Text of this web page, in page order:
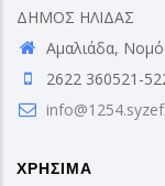
ΔΗΜΟΣ ΗΛΙΔΑΣ
Αμαλιάδα,
2622 360521-
ΧΡΗΣΙΜΑ